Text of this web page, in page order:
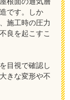
です。しか
施工時の圧力
良を起こすこ
目視で確認し
きな変形や不